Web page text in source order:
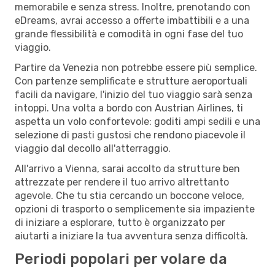
memorabile e senza stress. Inoltre, prenotando con
eDreams, avrai accesso a offerte imbattibili e a una
grande flessibilità e comodità in ogni fase del tuo
viaggio.
Partire da Venezia non potrebbe essere più semplice.
Con partenze semplificate e strutture aeroportuali
facili da navigare, l'inizio del tuo viaggio sarà senza
intoppi. Una volta a bordo con Austrian Airlines, ti
aspetta un volo confortevole: goditi ampi sedili e una
selezione di pasti gustosi che rendono piacevole il
viaggio dal decollo all'atterraggio.
All'arrivo a Vienna, sarai accolto da strutture ben
attrezzate per rendere il tuo arrivo altrettanto
agevole. Che tu stia cercando un boccone veloce,
opzioni di trasporto o semplicemente sia impaziente
di iniziare a esplorare, tutto è organizzato per
aiutarti a iniziare la tua avventura senza difficoltà.
Periodi popolari per volare da